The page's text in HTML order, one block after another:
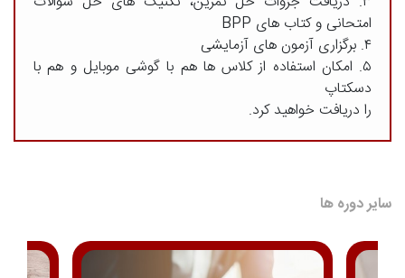
امتحانی و کتاب های BPP
۴. برگزاری آزمون های آزمایشی
۵. امکان استفاده از کلاس ها هم با گوشی موبایل و هم با
دسکتاپ
را دریافت خواهید کرد.
سایر دوره ها